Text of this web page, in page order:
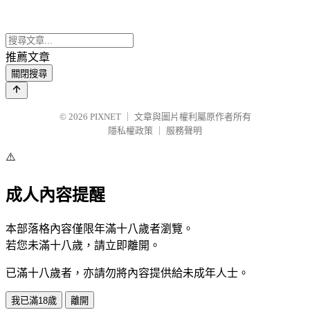
推薦文章
關閉搜尋
© 2026 PIXNET
文章與圖片權利屬原作者所有
隱私權政策
服務聲明
⚠️
成人內容提醒
本部落格內容僅限年滿十八歲者瀏覽。
若您未滿十八歲，請立即離開。
已滿十八歲者，亦請勿將內容提供給未成年人士。
我已滿18歲 離開